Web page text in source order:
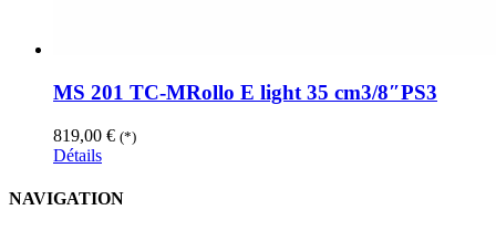
MS 201 TC-MRollo E light 35 cm3/8″PS3
819,00 € (*)
Détails
NAVIGATION